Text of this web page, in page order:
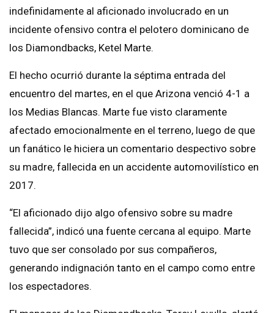
indefinidamente al aficionado involucrado en un
incidente ofensivo contra el pelotero dominicano de
los Diamondbacks, Ketel Marte.
El hecho ocurrió durante la séptima entrada del
encuentro del martes, en el que Arizona venció 4-1 a
los Medias Blancas. Marte fue visto claramente
afectado emocionalmente en el terreno, luego de que
un fanático le hiciera un comentario despectivo sobre
su madre, fallecida en un accidente automovilístico en
2017.
“El aficionado dijo algo ofensivo sobre su madre
fallecida”, indicó una fuente cercana al equipo. Marte
tuvo que ser consolado por sus compañeros,
generando indignación tanto en el campo como entre
los espectadores.